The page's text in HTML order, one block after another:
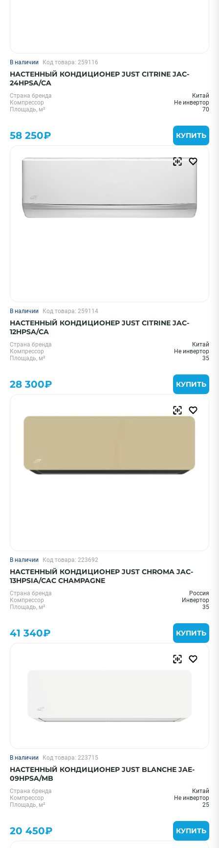
В наличии Код товара: 259116
НАСТЕННЫЙ КОНДИЦИОНЕР JUST CITRINE JAC-
24HPSA/CA
Страна бренда
Китай
Компрессор
Не инвертор
Площадь, м²
70
58 250₽ КУПИТЬ
В наличии Код товара: 259114
НАСТЕННЫЙ КОНДИЦИОНЕР JUST CITRINE JAC-
12HPSA/CA
Страна бренда
Китай
Компрессор
Не инвертор
Площадь, м²
35
28 300₽ КУПИТЬ
В наличии Код товара: 223692
НАСТЕННЫЙ КОНДИЦИОНЕР JUST CHROMA JAC-
13HPSIA/CAC CHAMPAGNE
Страна бренда
Россия
Компрессор
Инвертор
Площадь, м²
35
41 340₽ КУПИТЬ
В наличии Код товара: 223715
НАСТЕННЫЙ КОНДИЦИОНЕР JUST BLANCHE JAE-
09HPSA/MB
Страна бренда
Китай
Компрессор
Не инвертор
Площадь, м²
25
20 450₽ КУПИТЬ